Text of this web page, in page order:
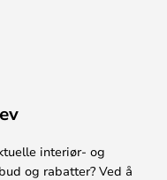
interiør- og
og rabatter? Ved å